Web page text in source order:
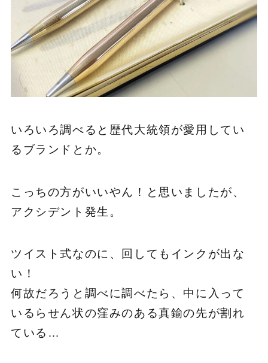
いろいろ調べると歴代大統領が愛用してい
るブランドとか。
こっちの方がいいやん！と思いましたが、
アクシデント発生。
ツイスト式なのに、回してもインクが出な
い！
何故だろうと調べに調べたら、中に入って
いるらせん状の窪みのある真鍮の先が割れ
ている…